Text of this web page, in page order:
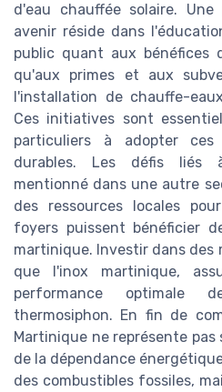
d'eau chauffée solaire.
avenir réside dans
public quant aux bénéfices
qu'aux primes et aux
l'installation de chauffe-
Ces initiatives sont
particuliers à adopter ces
durables. Les défis liés
mentionné dans une autre
des ressources locales
foyers puissent bénéficier
martinique. Investir dans
que l'inox martinique,
performance optimale
thermosiphon. En fin de
Martinique ne représente
de la dépendance
des combustibles fossiles,